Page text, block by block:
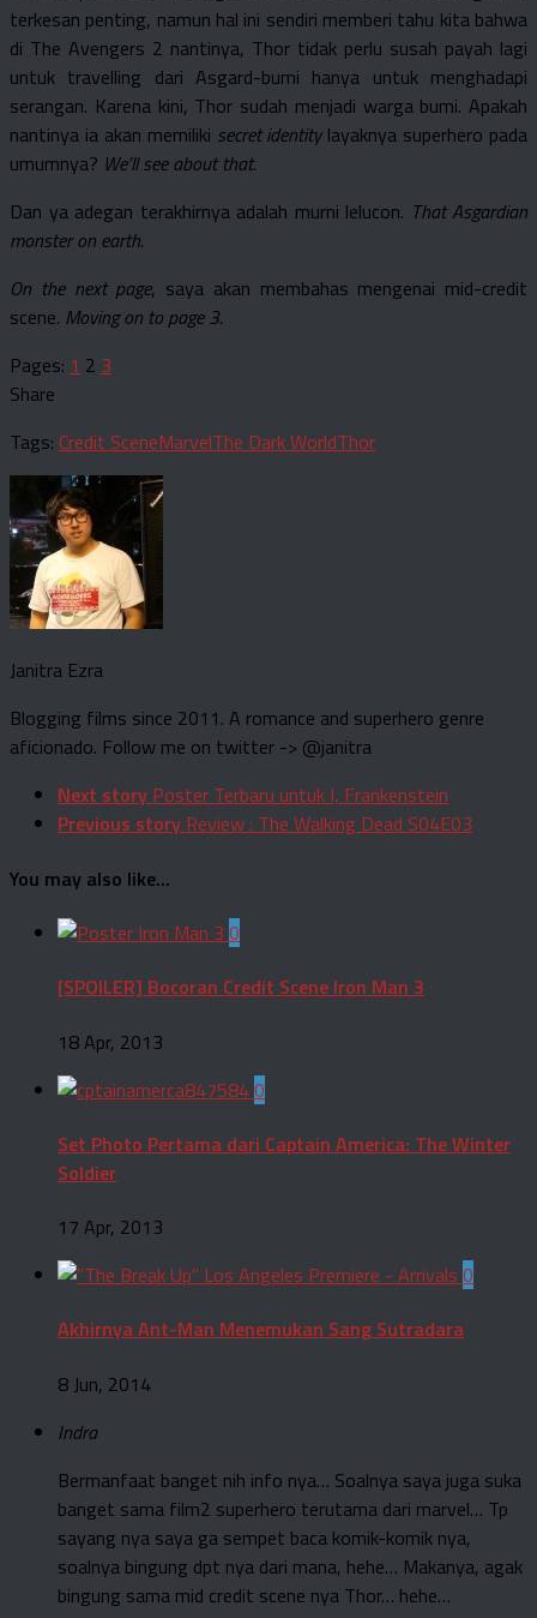
terkesan penting, namun hal ini sendiri memberi tahu kita bahwa
di The Avengers 2 nantinya, Thor tidak perlu susah payah lagi
untuk travelling dari Asgard-bumi hanya untuk menghadapi
serangan. Karena kini, Thor sudah menjadi warga bumi. Apakah
nantinya ia akan memiliki secret identitylayaknya superhero pada
umumnya? We’ll see about that.
Dan ya adegan terakhirnya adalah murni lelucon. That Asgardian
monster on earth.
On the next page, saya akan membahas mengenai mid-credit
scene. Moving on to page 3.
Pages: 1 2 3
Share
Tags: Credit SceneMarvelThe Dark WorldThor
Janitra Ezra
Blogging films since 2011. A romance and superhero genre
aficionado. Follow me on twitter -> @janitra
Next story Poster Terbaru untuk I, Frankenstein
Previous story Review : The Walking Dead S04E03
You may also like...
0
[SPOILER] Bocoran Credit Scene Iron Man 3
18 Apr, 2013
0
Set Photo Pertama dari Captain America: The Winter
Soldier
17 Apr, 2013
0
Akhirnya Ant-Man Menemukan Sang Sutradara
8 Jun, 2014
Indra
Bermanfaat banget nih info nya… Soalnya saya juga suka
banget sama film2 superhero terutama dari marvel… Tp
sayang nya saya ga sempet baca komik-komik nya,
soalnya bingung dpt nya dari mana, hehe… Makanya, agak
bingung sama mid credit scene nya Thor… hehe…